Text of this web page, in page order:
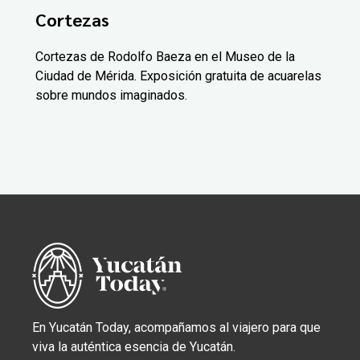
Cortezas
Cortezas de Rodolfo Baeza en el Museo de la
Ciudad de Mérida. Exposición gratuita de acuarelas
sobre mundos imaginados.
En Yucatán Today, acompañamos al viajero para que
viva la auténtica esencia de Yucatán.